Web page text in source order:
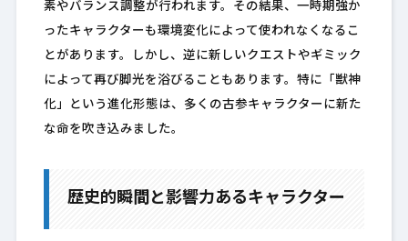
素やバランス調整が行われます。その結果、一時期強か
ったキャラクターも環境変化によって使われなくなるこ
とがあります。しかし、逆に新しいクエストやギミック
によって再び脚光を浴びることもあります。特に「獣神
化」という進化形態は、多くの古参キャラクターに新た
な命を吹き込みました。
歴史的瞬間と影響力あるキャラクター